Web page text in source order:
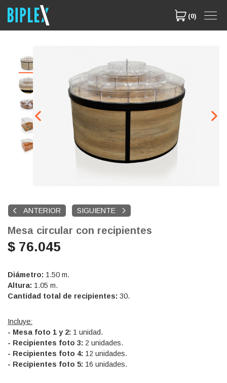
(0)
ANTERIOR SIGUIENTE
Mesa circular con recipientes
$ 76.045
Diámetro: 1.50 m.
Altura: 1.05 m.
Cantidad total de recipientes: 30.
Incluye:
- Mesa foto 1 y 2: 1 unidad.
- Recipientes foto 3: 2 unidades.
- Recipientes foto 4: 12 unidades.
- Recipientes foto 5: 16 unidades.